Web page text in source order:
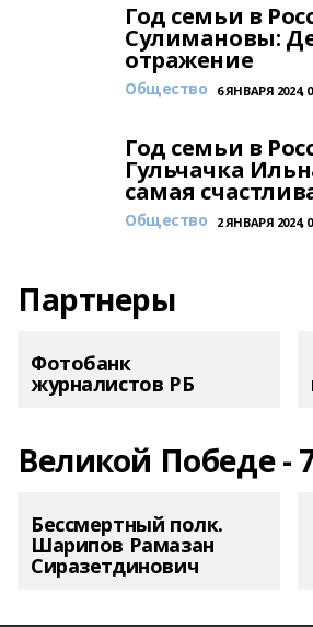
Год семьи в
Сулимановы:
отражение
Общество 6 ЯНВАРЯ 2024,
Год семьи в
Гульчачка
самая
Общество 2 ЯНВАРЯ 2024,
Партнеры
Фотобанк
журналистов РБ
Великой Победе -
Бессмертный полк.
Шарипов Рамазан
Сиразетдинович